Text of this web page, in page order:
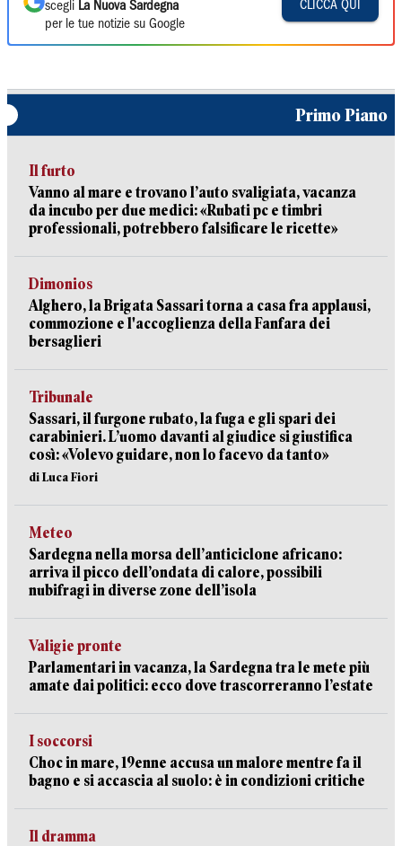
scegli La Nuova Sardegna
per le tue notizie su Google
CLICCA QUI
Primo Piano
Il furto
Vanno al mare e trovano l’auto svaligiata, vacanza
da incubo per due medici: «Rubati pc e timbri
professionali, potrebbero falsificare le ricette»
Dimonios
Alghero, la Brigata Sassari torna a casa fra applausi,
commozione e l'accoglienza della Fanfara dei
bersaglieri
Tribunale
Sassari, il furgone rubato, la fuga e gli spari dei
carabinieri. L’uomo davanti al giudice si giustifica
così: «Volevo guidare, non lo facevo da tanto»
di Luca Fiori
Meteo
Sardegna nella morsa dell’anticiclone africano:
arriva il picco dell’ondata di calore, possibili
nubifragi in diverse zone dell’isola
Valigie pronte
Parlamentari in vacanza, la Sardegna tra le mete più
amate dai politici: ecco dove trascorreranno l’estate
I soccorsi
Choc in mare, 19enne accusa un malore mentre fa il
bagno e si accascia al suolo: è in condizioni critiche
Il dramma